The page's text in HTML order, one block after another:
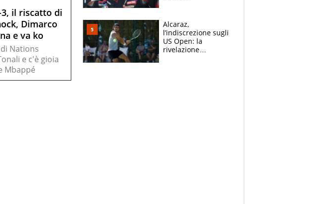
3, il riscatto di
Dimarco
e va ko
Nations
e c'è gioia
Mbappé
e vota Aprilia
Alcaraz,
l’indiscrezione sugli
US Open: la
rivelazione